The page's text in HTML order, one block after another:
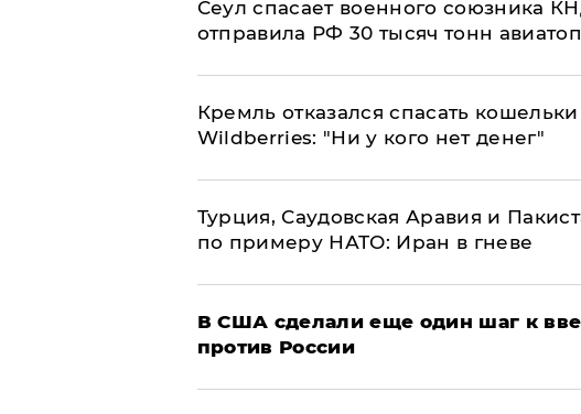
​Сеул спасает военного союзника
отправила РФ 30 тысяч тонн
Кремль отказался спасать
Wildberries: "Ни у кого нет денег"
Турция, Саудовская Аравия и
по примеру НАТО: Иран в гневе
В США сделали еще один шаг к
против России